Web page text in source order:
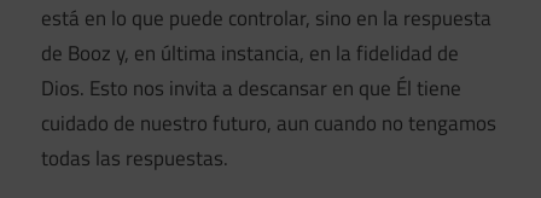
está en lo que puede controlar, sino en la respuesta
de Booz y, en última instancia, en la fidelidad de
Dios. Esto nos invita a descansar en que Él tiene
cuidado de nuestro futuro, aun cuando no tengamos
todas las respuestas.